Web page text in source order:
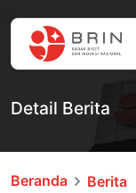
Detail Berita
Beranda
Berita